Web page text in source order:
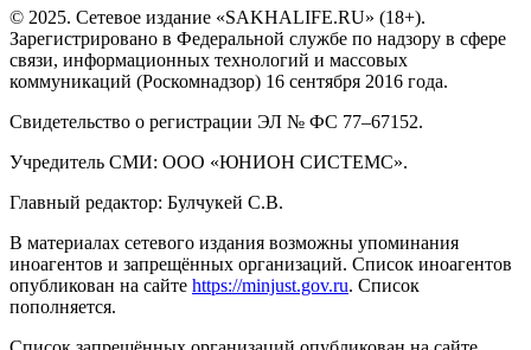
© 2025. Сетевое издание «SAKHALIFE.RU» (18+).
Зарегистрировано в Федеральной службе по надзору в сфере
связи, информационных технологий и массовых
коммуникаций (Роскомнадзор) 16 сентября 2016 года.
Свидетельство о регистрации ЭЛ № ФС 77–67152.
Учредитель СМИ: ООО «ЮНИОН СИСТЕМС».
Главный редактор: Булчукей С.В.
В материалах сетевого издания возможны упоминания
иноагентов и запрещённых организаций. Список иноагентов
опубликован на сайте https://minjust.gov.ru. Список
пополняется.